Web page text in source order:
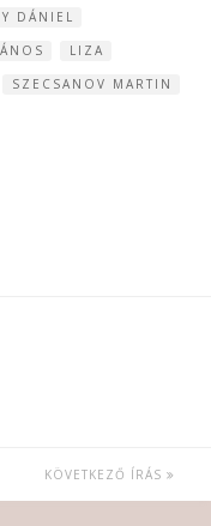
DÁNIEL
LIZA
SZECSANOV MARTIN
KÖVETKEZŐ ÍRÁS